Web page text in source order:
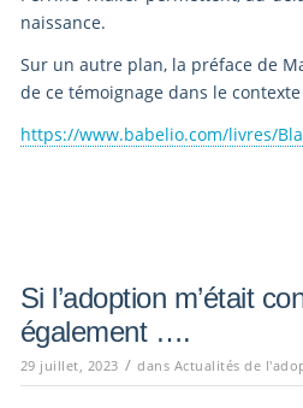
naissance.
Sur un autre plan, la préface de
de ce témoignage dans le
https://www.babelio.com/livres/
Si l’adoption m’était
également ….
29 juillet, 2023 / dans Actualités de